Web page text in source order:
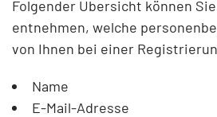
Folgender Übersicht können
entnehmen, welche
von Ihnen bei einer
Name
E-Mail-Adresse